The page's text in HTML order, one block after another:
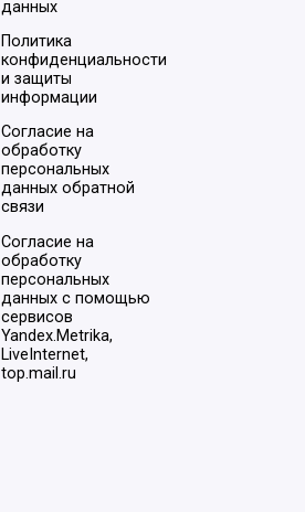
данных
Политика
конфиденциальности
и защиты
информации
Согласие на
обработку
персональных
данных обратной
связи
Согласие на
обработку
персональных
данных с помощью
сервисов
Yandex.Metrika,
LiveInternet,
top.mail.ru